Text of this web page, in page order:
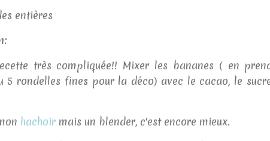
entières
très compliquée!! Mixer les bananes ( en
5 rondelles fines pour la déco) avec le cacao, le
hachoir mais un blender, c'est encore mieux.